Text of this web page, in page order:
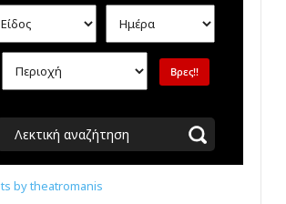
Λεκτική αναζήτηση
by theatromanis